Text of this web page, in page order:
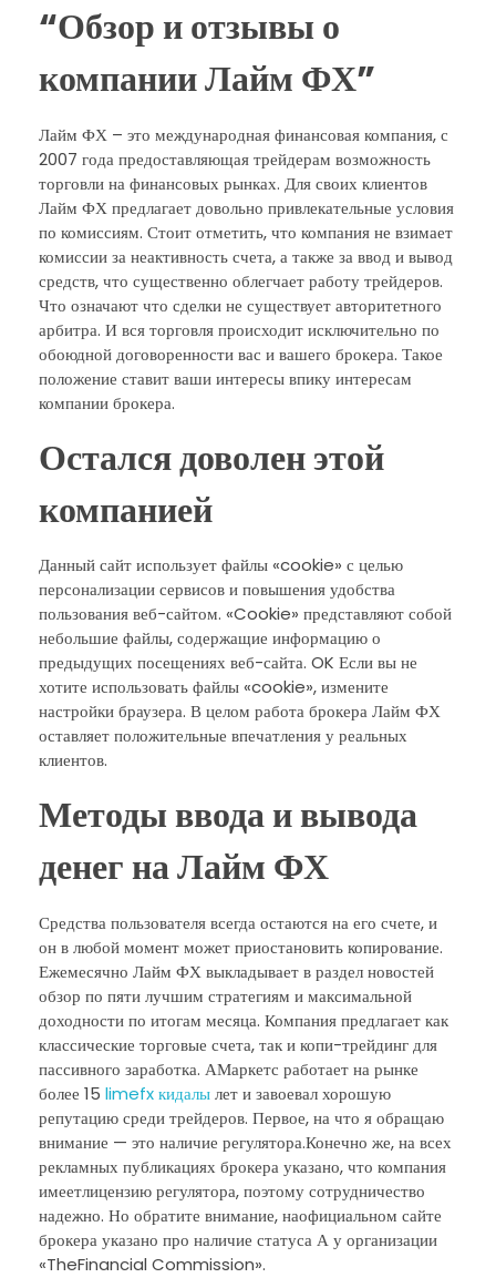
“Обзор и отзывы о
компании Лайм ФХ”
Лайм ФХ – это международная финансовая компания, с
2007 года предоставляющая трейдерам возможность
торговли на финансовых рынках. Для своих клиентов
Лайм ФХ предлагает довольно привлекательные условия
по комиссиям. Стоит отметить, что компания не взимает
комиссии за неактивность счета, а также за ввод и вывод
средств, что существенно облегчает работу трейдеров.
Что означают что сделки не существует авторитетного
арбитра. И вся торговля происходит исключительно по
обоюдной договоренности вас и вашего брокера. Такое
положение ставит ваши интересы впику интересам
компании брокера.
Остался доволен этой
компанией
Данный сайт использует файлы «cookie» с целью
персонализации сервисов и повышения удобства
пользования веб-сайтом. «Cookie» представляют собой
небольшие файлы, содержащие информацию о
предыдущих посещениях веб-сайта. OK Если вы не
хотите использовать файлы «cookie», измените
настройки браузера. В целом работа брокера Лайм ФХ
оставляет положительные впечатления у реальных
клиентов.
Методы ввода и вывода
денег на Лайм ФХ
Средства пользователя всегда остаются на его счете, и
он в любой момент может приостановить копирование.
Ежемесячно Лайм ФХ выкладывает в раздел новостей
обзор по пяти лучшим стратегиям и максимальной
доходности по итогам месяца. Компания предлагает как
классические торговые счета, так и копи-трейдинг для
пассивного заработка. АМаркетс работает на рынке
более 15 limefx кидалылет и завоевал хорошую
репутацию среди трейдеров. Первое, на что я обращаю
внимание — это наличие регулятора.Конечно же, на всех
рекламных публикациях брокера указано, что компания
имеетлицензию регулятора, поэтому сотрудничество
надежно. Но обратите внимание, наофициальном сайте
брокера указано про наличие статуса А у организации
«TheFinancial Commission».